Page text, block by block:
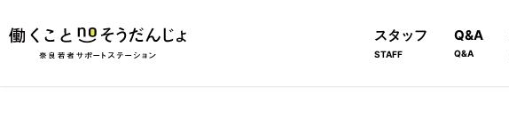
スタッフ
STAFF
Q&A
Q&A